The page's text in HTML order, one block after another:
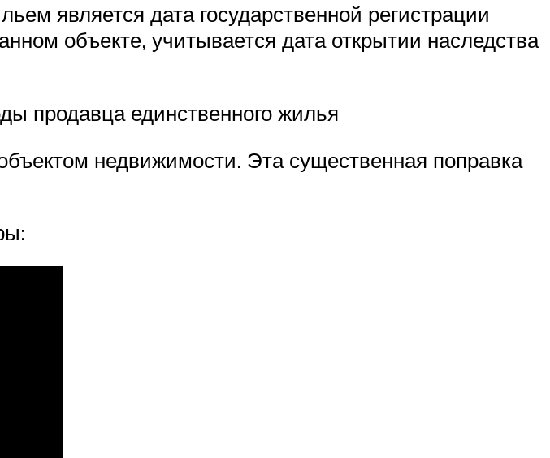
является дата государственной регистрации
объекте, учитывается дата открытии наследства
продавца единственного жилья
недвижимости. Эта существенная поправка